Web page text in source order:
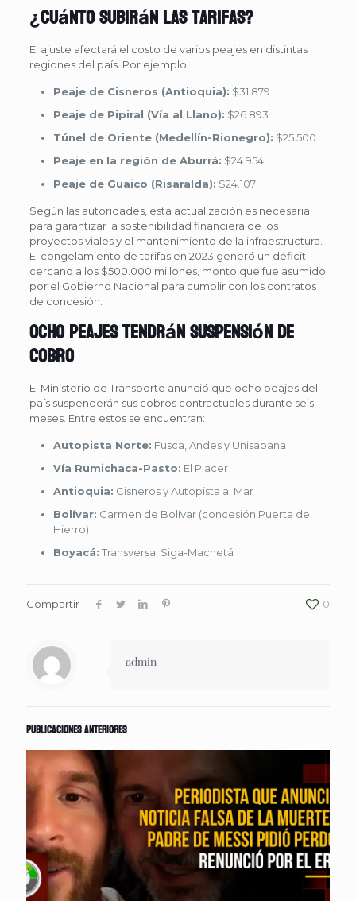
¿Cuánto subirán las tarifas?
El ajuste afectará el costo de varios peajes en distintas
regiones del país. Por ejemplo:
Peaje de Cisneros (Antioquia): $31.879
Peaje de Pipiral (Vía al Llano): $26.893
Túnel de Oriente (Medellín-Rionegro): $25.500
Peaje en la región de Aburrá: $24.954
Peaje de Guaico (Risaralda): $24.107
Según las autoridades, esta actualización es necesaria
para garantizar la sostenibilidad financiera de los
proyectos viales y el mantenimiento de la infraestructura.
El congelamiento de tarifas en 2023 generó un déficit
cercano a los $500.000 millones, monto que fue asumido
por el Gobierno Nacional para cumplir con los contratos
de concesión.
Ocho peajes tendrán suspensión de
cobro
El Ministerio de Transporte anunció que ocho peajes del
país suspenderán sus cobros contractuales durante seis
meses. Entre estos se encuentran:
Autopista Norte: Fusca, Andes y Unisabana
Vía Rumichaca-Pasto: El Placer
Antioquia: Cisneros y Autopista al Mar
Bolívar: Carmen de Bolívar (concesión Puerta del
Hierro)
Boyacá: Transversal Siga-Machetá
Compartir 0
admin
Publicaciones anteriores